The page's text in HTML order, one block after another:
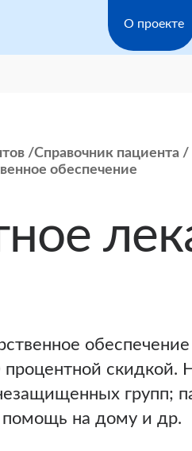
О проекте
Справочник пациента
обеспечение
процентной скидкой.
групп;
помощь на дому и др.